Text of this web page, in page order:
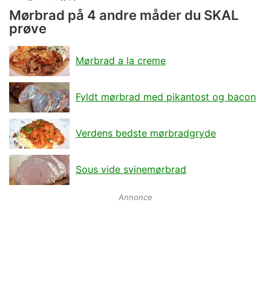
Mørbrad på 4 andre måder du SKAL
prøve
Mørbrad a la creme
Fyldt mørbrad med pikantost og bacon
Verdens bedste mørbradgryde
Sous vide svinemørbrad
Annonce